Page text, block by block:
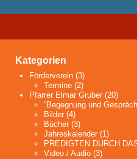
Kategorien
Förderverein (3)
Termine(2)
Pfarrer Elmar Gruber (20)
“Begegnung und
Bilder(4)
Bücher(3)
Jahreskalender(1)
PREDIGTEN DURCH
Video / Audio(3)